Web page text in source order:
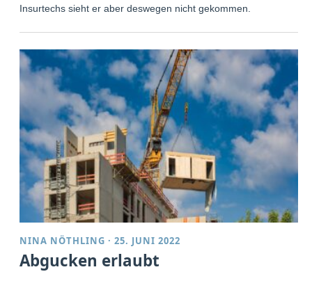
Insurtechs sieht er aber deswegen nicht gekommen.
NINA NÖTHLING ·25. JUNI 2022
Abgucken erlaubt